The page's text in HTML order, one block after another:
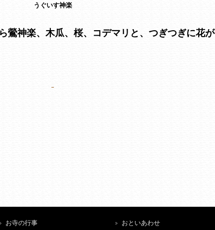
うぐいす神楽
鶯神楽、木瓜、桜、コデマリと、つぎつぎに花が
お寺の行事 おといあわせ